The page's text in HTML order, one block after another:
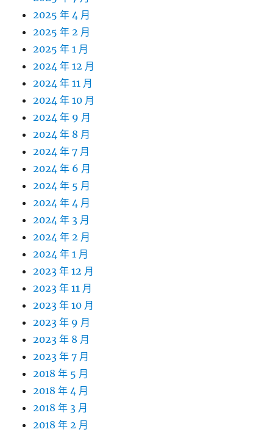
2025 年 4 月
2025 年 2 月
2025 年 1 月
2024 年 12 月
2024 年 11 月
2024 年 10 月
2024 年 9 月
2024 年 8 月
2024 年 7 月
2024 年 6 月
2024 年 5 月
2024 年 4 月
2024 年 3 月
2024 年 2 月
2024 年 1 月
2023 年 12 月
2023 年 11 月
2023 年 10 月
2023 年 9 月
2023 年 8 月
2023 年 7 月
2018 年 5 月
2018 年 4 月
2018 年 3 月
2018 年 2 月